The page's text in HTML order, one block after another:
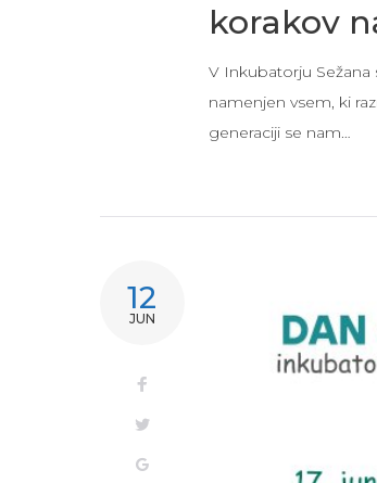
korakov
V Inkubatorju
namenjen vsem, ki
generaciji se nam…
12
JUN